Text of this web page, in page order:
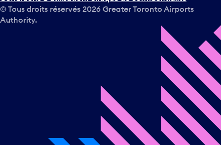
© Tous droits réservés 2026 Greater Toronto Airports
Authority.